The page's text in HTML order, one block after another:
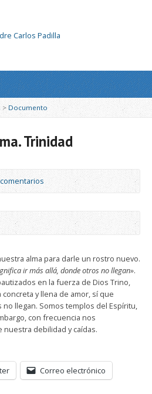
>Documento
Trinidad
alma para darle un rostro nuevo.
ir más allá, donde otros no llegan».
en la fuerza de Dios Trino,
y llena de amor, sí que
llegan. Somos templos del Espíritu,
con frecuencia nos
debilidad y caídas.
Correo electrónico